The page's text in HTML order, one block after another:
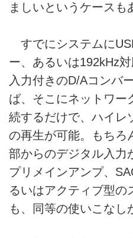
ましいというケースも
すでにシステムに
ー、あるいは192kHz
入力付きのD/Aコンバ
ば、そこにネットワー
続するだけで、ハイレ
の再生が可能。もちろ
部からのデジタル入力
プリメインアンプ、
るいはアクティブ型の
も、同等の使いこなし